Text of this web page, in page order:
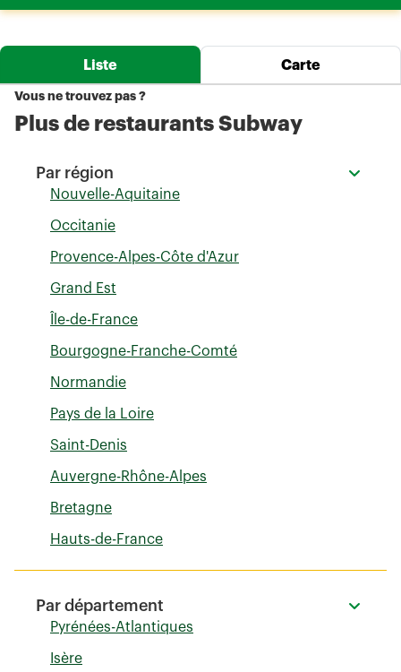
Liste Carte
Vous ne trouvez pas ?
Plus de restaurants Subway
Par région
Nouvelle-Aquitaine
Occitanie
Provence-Alpes-Côte d'Azur
Grand Est
Île-de-France
Bourgogne-Franche-Comté
Normandie
Pays de la Loire
Saint-Denis
Auvergne-Rhône-Alpes
Bretagne
Hauts-de-France
Par département
Pyrénées-Atlantiques
Isère